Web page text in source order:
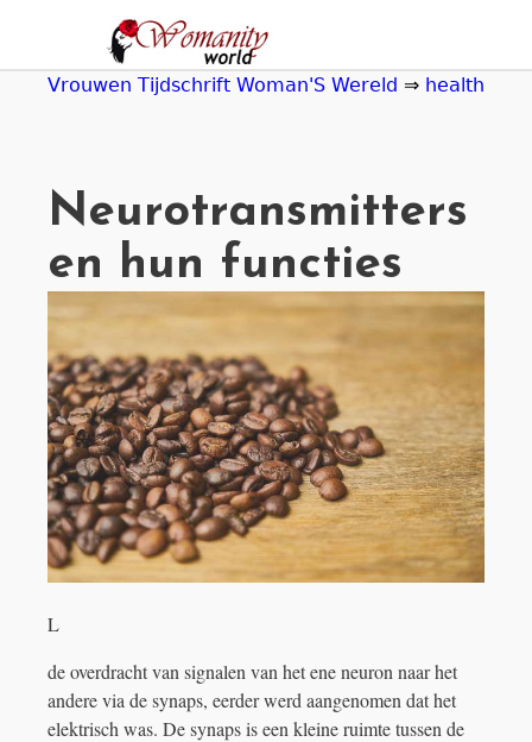
navigation
Vrouwen Tijdschrift Woman'S Wereld ⇒ health
Neurotransmitters
en hun functies
L
de overdracht van signalen van het ene neuron naar het
andere via de synaps, eerder werd aangenomen dat het
elektrisch was. De synaps is een kleine ruimte tussen de